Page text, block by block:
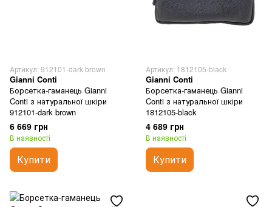
Артикул: 912101-dark brown
Gianni Conti
Борсетка-гаманець Gianni
Conti з натуральної шкіри
912101-dark brown
6 669 грн
В наявності
Купити
Артикул: 1812105-black
Gianni Conti
Борсетка-гаманець Gianni
Conti з натуральної шкіри
1812105-black
4 689 грн
В наявності
Купити